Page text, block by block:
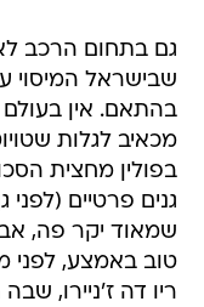
גם בתחום הרכב
שבישראל המיסוי
בהתאם. אין בעולם
בפולין מחצית
גנים פרטיים (לפני
שמאוד יקר פה,
טוב באמצע, לפני
ריו דה ז'ניירו,